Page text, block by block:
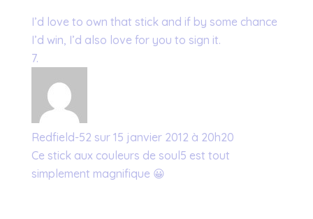
I’d love to own that stick and if by some chance
I’d win, I’d also love for you to sign it.
Redfield-52 sur 15 janvier 2012 à 20h20
Ce stick aux couleurs de soul5 est tout
simplement magnifique 😀